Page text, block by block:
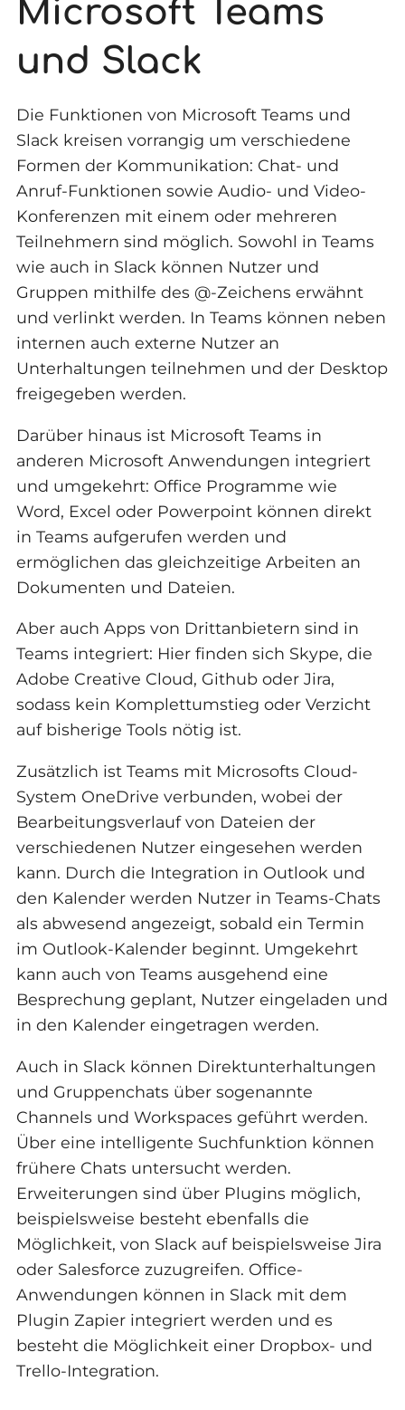
Microsoft Teams
und Slack
Die Funktionen von Microsoft Teams und
Slack kreisen vorrangig um verschiedene
Formen der Kommunikation: Chat- und
Anruf-Funktionen sowie Audio- und Video-
Konferenzen mit einem oder mehreren
Teilnehmern sind möglich. Sowohl in Teams
wie auch in Slack können Nutzer und
Gruppen mithilfe des @-Zeichens erwähnt
und verlinkt werden. In Teams können neben
internen auch externe Nutzer an
Unterhaltungen teilnehmen und der Desktop
freigegeben werden.
Darüber hinaus ist Microsoft Teams in
anderen Microsoft Anwendungen integriert
und umgekehrt: Office Programme wie
Word, Excel oder Powerpoint können direkt
in Teams aufgerufen werden und
ermöglichen das gleichzeitige Arbeiten an
Dokumenten und Dateien.
Aber auch Apps von Drittanbietern sind in
Teams integriert: Hier finden sich Skype, die
Adobe Creative Cloud, Github oder Jira,
sodass kein Komplettumstieg oder Verzicht
auf bisherige Tools nötig ist.
Zusätzlich ist Teams mit Microsofts Cloud-
System OneDrive verbunden, wobei der
Bearbeitungsverlauf von Dateien der
verschiedenen Nutzer eingesehen werden
kann. Durch die Integration in Outlook und
den Kalender werden Nutzer in Teams-Chats
als abwesend angezeigt, sobald ein Termin
im Outlook-Kalender beginnt. Umgekehrt
kann auch von Teams ausgehend eine
Besprechung geplant, Nutzer eingeladen und
in den Kalender eingetragen werden.
Auch in Slack können Direktunterhaltungen
und Gruppenchats über sogenannte
Channels und Workspaces geführt werden.
Über eine intelligente Suchfunktion können
frühere Chats untersucht werden.
Erweiterungen sind über Plugins möglich,
beispielsweise besteht ebenfalls die
Möglichkeit, von Slack auf beispielsweise Jira
oder Salesforce zuzugreifen. Office-
Anwendungen können in Slack mit dem
Plugin Zapier integriert werden und es
besteht die Möglichkeit einer Dropbox- und
Trello-Integration.